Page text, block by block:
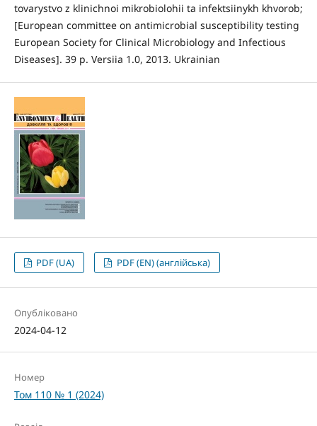
tovarystvo z klinichnoi mikrobiolohii ta infektsiinykh khvorob;
[European committee on antimicrobial susceptibility testing
European Society for Clinical Microbiology and Infectious
Diseases]. 39 p. Versiia 1.0, 2013. Ukrainian
PDF (UA) PDF (EN) (англійська)
Опубліковано
2024-04-12
Номер
Том 110 № 1 (2024)